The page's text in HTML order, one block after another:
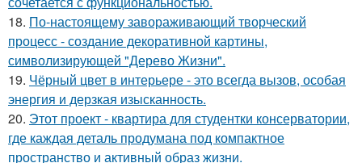
18. По-настоящему завораживающий творческий
процесс - создание декоративной картины,
символизирующей "Дерево Жизни".
19. Чёрный цвет в интерьере - это всегда вызов, особая
энергия и дерзкая изысканность.
20. Этот проект - квартира для студентки консерватории,
где каждая деталь продумана под компактное
пространство и активный образ жизни.